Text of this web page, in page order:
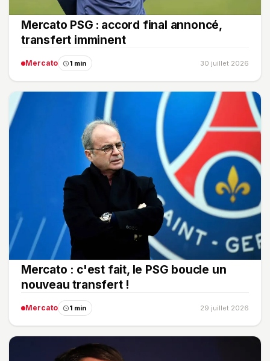
Mercato PSG : accord final annoncé,
transfert imminent
Mercato 1 min 30 juillet 2026
Mercato : c'est fait, le PSG boucle un
nouveau transfert !
Mercato 1 min 29 juillet 2026